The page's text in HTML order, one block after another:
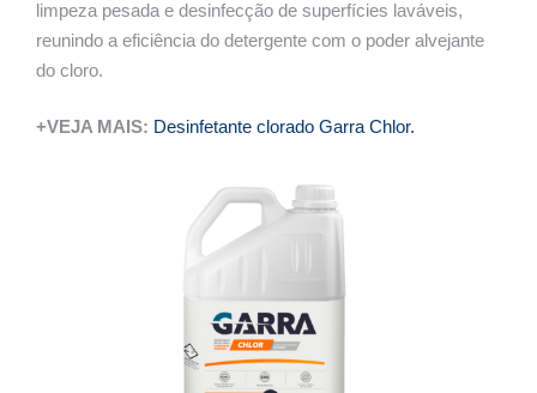
limpeza pesada e desinfecção de superfícies laváveis,
reunindo a eficiência do detergente com o poder alvejante
do cloro.
+VEJA MAIS: Desinfetante clorado Garra Chlor.